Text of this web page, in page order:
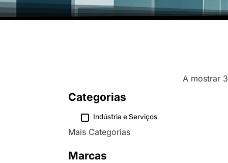
Categorias
Indústria e Serviços
Mais Categorias
Marcas
A mostrar